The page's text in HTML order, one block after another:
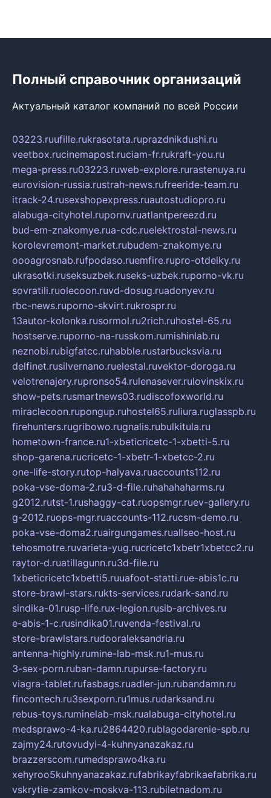
Полный справочник организаций
Актуальный каталог компаний по всей России
03223.ruufille.rukrasotata.ruprazdnikdushi.ru
veetbox.rucinemapost.ruciam-fr.rukraft-you.ru
mega-press.ru03223.ruweb-explore.rurastenuya.ru
eurovision-russia.rustrah-news.rufreeride-team.ru
itrack-24.rusexshopexpress.ruautostudiopro.ru
alabuga-cityhotel.rupornv.ruatlantpereezd.ru
bud-em-znakomye.rua-cdc.ruelektrostal-news.ru
korolevremont-market.rubudem-znakomye.ru
oooagrosnab.rufpodaso.ruemfire.rupro-otdelky.ru
ukrasotki.ruseksuzbek.ruseks-uzbek.ruporno-vk.ru
sovratili.ruolecoon.ruvd-dosug.ruadonyev.ru
rbc-news.ruporno-skvirt.rukrospr.ru
13autor-kolonka.rusormol.ru2rich.ruhostel-65.ru
hostserve.ruporno-na-russkom.rumishinlab.ru
neznobi.rubigfatcc.ruhabble.rustarbucksvia.ru
delfinet.rusilvernano.ruelestal.ruvektor-doroga.ru
velotrenajery.rupronso54.rulenasever.rulovinskix.ru
show-pets.rusmartnews03.rudiscofoxworld.ru
miraclecoon.rupongup.ruhostel65.ruliura.ruglasspb.ru
firehunters.rugribowo.rugnalis.rubulkitula.ru
hometown-france.ru1-xbeticricetc-1-xbetti-5.ru
shop-garena.rucricetc-1-xbetr-1-xbetcc-2.ru
one-life-story.rutop-halyava.ruaccounts112.ru
poka-vse-doma-2.ru3-d-file.ruhahahaharms.ru
g2012.rutst-1.rushaggy-cat.ruopsmgr.ruev-gallery.ru
g-2012.ruops-mgr.ruaccounts-112.rucsm-demo.ru
poka-vse-doma2.ruairgungames.ruallseo-host.ru
tehosmotre.ruvarieta-yug.rucricetc1xbetr1xbetcc2.ru
raytor-d.ruatillagunn.ru3d-file.ru
1xbeticricetc1xbetti5.ruuafoot-statti.rue-abis1c.ru
store-brawl-stars.rukts-services.rudark-sand.ru
sindika-01.rusp-life.rux-legion.rusib-archives.ru
e-abis-1-c.rusindika01.ruvenda-festival.ru
store-brawlstars.rudooraleksandria.ru
antenna-highly.rumine-lab-msk.ru1-mus.ru
3-sex-porn.ruban-damn.rupurse-factory.ru
viagra-tablet.rufasbags.ruadler-jun.rubandamn.ru
fincontech.ru3sexporn.ru1mus.rudarksand.ru
rebus-toys.ruminelab-msk.rualabuga-cityhotel.ru
medsprawo-4-ka.ru2864420.rublagodarenie-spb.ru
zajmy24.rutovudyi-4-kuhnyanazakaz.ru
brazzerscom.rumedsprawo4ka.ru
xehyroo5kuhnyanazakaz.rufabrikayfabrikaefabrika.ru
vskrytie-zamkov-moskva-113.rubiletnadom.ru